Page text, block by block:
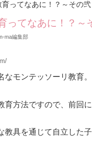
ってなあに！？～その弐
ってなあに！？～
ma編集部
なモンテッソーリ教育
育方法ですので、前回
具を通じて自立した